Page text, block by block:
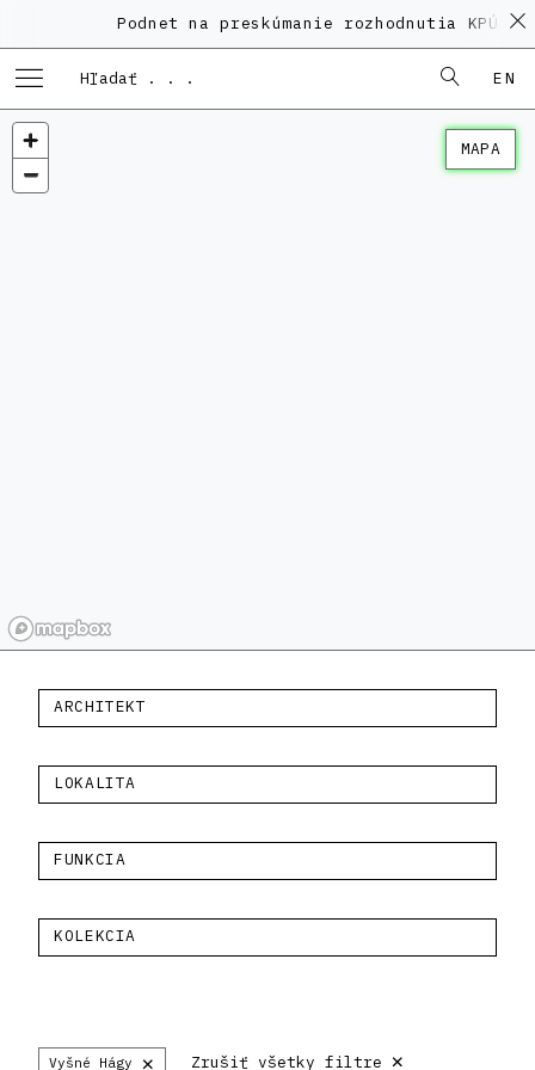
Podnet na preskúmanie rozhodnutia KPÚ
EN
MAPA
ARCHITEKT
LOKALITA
FUNKCIA
KOLEKCIA
Vyšné Hágy × Zrušiť všetky filtre ×